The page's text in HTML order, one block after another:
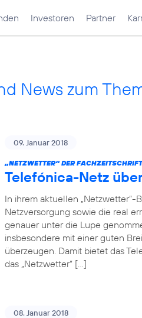
Investoren Partner
News zum
09. Januar 2018
„NETZWETTER“ DER
Telefónica-Netz
In ihrem aktuellen
Netzversorgung sowie die real
genauer unter die Lupe
insbesondere mit einer guten
überzeugen. Damit bietet das
das „Netzwetter“ […]
08. Januar 2018